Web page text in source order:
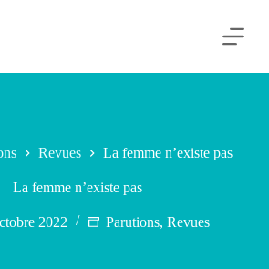
Revues La femme n’existe pas
La femme n’existe pas
2022 Parutions,Revues